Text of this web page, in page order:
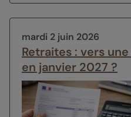
mardi 2 juin 2026
Retraites : vers
en janvier 2027 ?